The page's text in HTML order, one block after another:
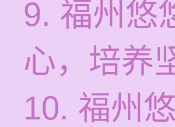
9. 福州悠
心，培养
10. 福州